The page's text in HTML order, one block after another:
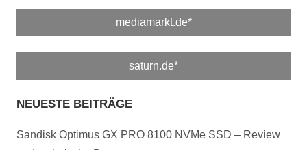
mediamarkt.de*
saturn.de*
NEUESTE BEITRÄGE
Sandisk Optimus GX PRO 8100 NVMe SSD – Review